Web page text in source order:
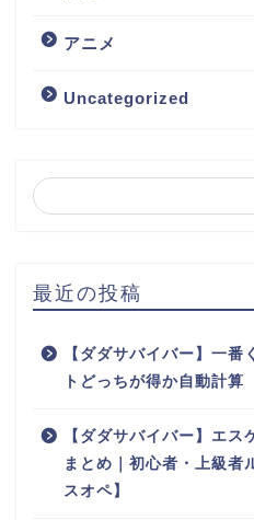
アニメ
Uncategorized
最近の投稿
【ダダサバイバー】一
トどっちが得か自動計算
【ダダサバイバー】エ
まとめ｜初心者・上級者
スオペ】